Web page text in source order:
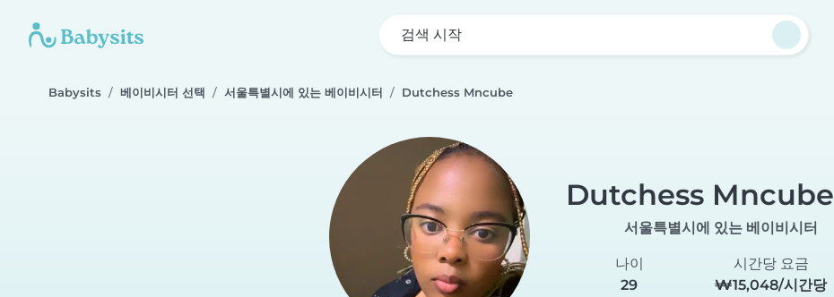
검색 시작
Babysits 베이비시터 선택 서울특별시에 있는 베이비시터 Dutchess Mncube
Dutchess Mncube
서울특별시에 있는 베이비시터
나이
29
시간당 요금
₩15,048/시간당